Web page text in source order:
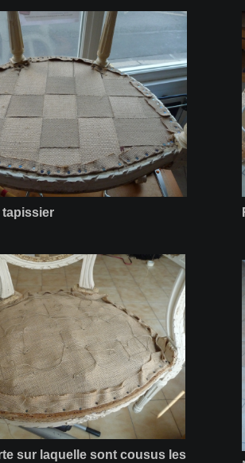
tapissier
sur laquelle sont cousus les